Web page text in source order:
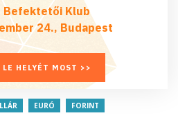
Befektetői Klub
24., Budapest
HELYÉT MOST >>
EURÓ
FORINT